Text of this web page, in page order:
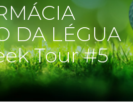
DA LÉGUA
Tour #5